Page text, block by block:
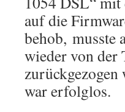
auf die
behob, musste
wieder von der
zurückgezogen
war erfolglos.